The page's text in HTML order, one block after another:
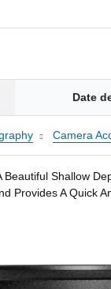
Date
Camera
Shallow
Provides A Quick